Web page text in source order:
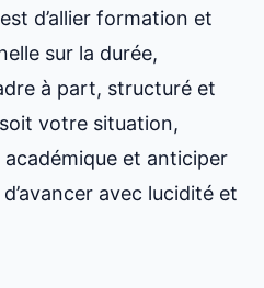
d’allier formation et
sur la durée,
à part, structuré et
votre situation,
et anticiper
avec lucidité et